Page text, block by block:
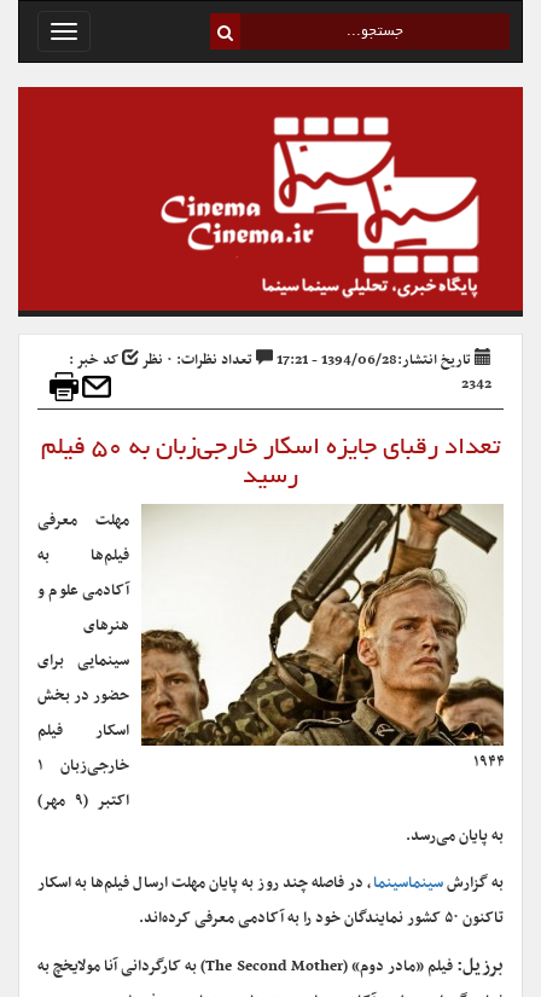
Toggle
تاریخ انتشار:1394/06/28 - 17:21 تعداد نظرات: ۰ نظر
کد خبر :
2342
تعداد رقبای جایزه اسکار خارجی‌زبان به ۵۰ فیلم
رسید
۱۹۴۴
مهلت معرفی
فیلم‌ها به
آکادمی علوم و
هنرهای
سینمایی برای
حضور در بخش
اسکار فیلم
خارجی‌زبان ۱
اکتبر (۹ مهر)
به پایان می‌رسد.
به گزارشسینماسینما، در فاصله چند روز به پایان مهلت ارسال فیلم‌ها به اسکار
تاکنون ۵۰ کشور نمایندگان خود را به آکادمی معرفی کرده‌اند.
برزیل:
فیلم «مادر دوم» (The Second Mother) به کارگردانی آنا مولایخچ به